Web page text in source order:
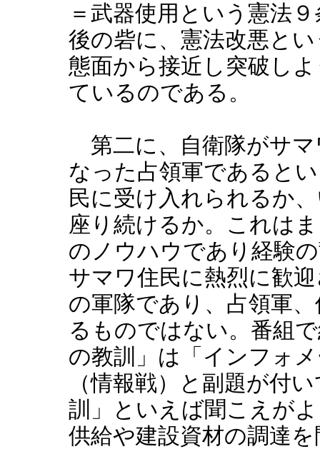
＝武器使用という憲法
後の砦に、憲法改悪と
態面から接近し突破し
ているのである。
第二に、自衛隊がサマ
なった占領軍であると
民に受け入れられるか
座り続けるか。これは
のノウハウであり経験
サマワ住民に熱烈に歓
の軍隊であり、占領軍
るものではない。番組
の教訓」は「インフォ
（情報戦）と副題が付
訓」といえば聞こえが
供給や建設資材の調達